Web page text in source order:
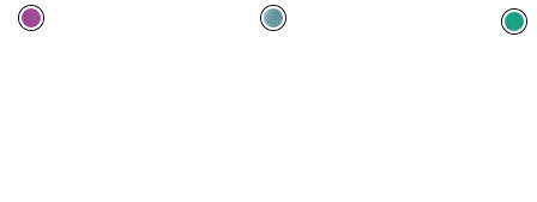
Additional product information